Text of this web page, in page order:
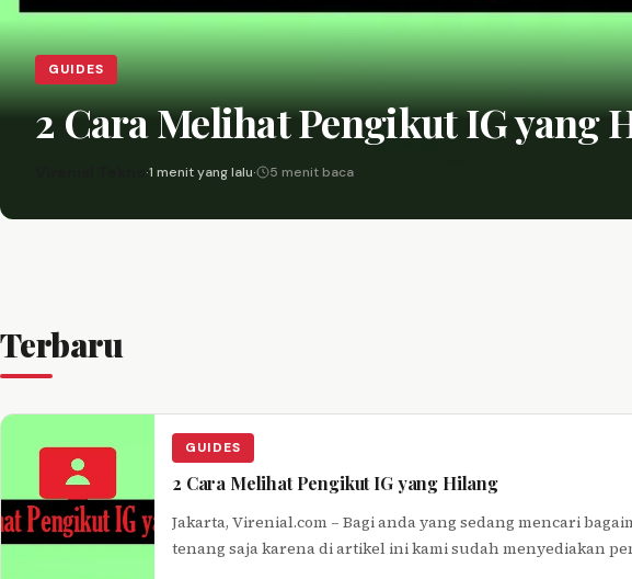
GUIDES
2 Cara Melihat Pengikut IG yang
·1 menit yang lalu· 5 menit baca
Terbaru
GUIDES
2 Cara Melihat Pengikut IG yang Hilang
Jakarta, Virenial.com – Bagi anda yang sedang mencari
tenang saja karena di artikel ini kami sudah menyediakan